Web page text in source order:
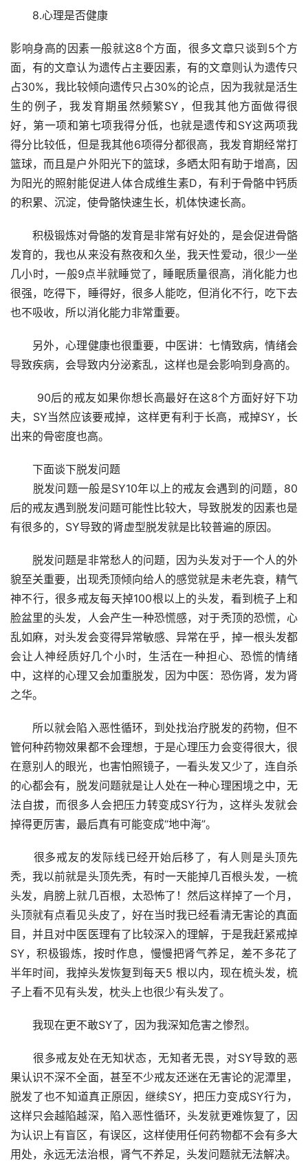
8.心理是否健康
影响身高的因素一般就这8个方面，很多文章只谈到5个方
面，有的文章认为遗传占主要因素，有的文章则认为遗传只
占30%，我比较倾向遗传只占30%的论点，因为我就是活生
生的例子，我发育期虽然频繁SY，但我其他方面做得很
好，第一项和第七项我得分低，也就是遗传和SY这两项我
得分比较低，但是我其他6项得分都很高，我发育期经常打
篮球，而且是户外阳光下的篮球，多晒太阳有助于增高，因
为阳光的照射能促进人体合成维生素D，有利于骨骼中钙质
的积累、沉淀，使骨骼快速生长，机体快速长高。
积极锻炼对骨骼的发育是非常有好处的，是会促进骨骼
发育的，我也从来没有熬夜和久坐，我天性爱动，很少一坐
几小时，一般9点半就睡觉了，睡眠质量很高，消化能力也
很强，吃得下，睡得好，很多人能吃，但消化不行，吃下去
也不吸收，所以消化能力非常重要。
另外，心理健康也很重要，中医讲：七情致病，情绪会
导致疾病，会导致内分泌紊乱，这样也是会影响到身高的。
90后的戒友如果你想长高最好在这8个方面好好下功
夫，SY当然应该要戒掉，这样更有利于长高，戒掉SY，长
出来的骨密度也高。
下面谈下脱发问题
脱发问题一般是SY10年以上的戒友会遇到的问题，80
后的戒友遇到脱发问题可能性比较大，导致脱发的因素也是
有很多的，SY导致的肾虚型脱发就是比较普遍的原因。
脱发问题是非常愁人的问题，因为头发对于一个人的外
貌至关重要，出现秃顶倾向给人的感觉就是未老先衰，精气
神不行，很多戒友每天掉100根以上的头发，看到梳子上和
脸盆里的头发，人会产生一种恐慌感，对于秃顶的恐慌，心
乱如麻，对头发会变得异常敏感、异常在乎，掉一根头发都
会让人神经质好几个小时，生活在一种担心、恐慌的情绪
中，这样的心理又会加重脱发，因为中医：恐伤肾，发为肾
之华。
所以就会陷入恶性循环，到处找治疗脱发的药物，但不
管何种药物效果都不会理想，于是心理压力会变得很大，很
在意别人的眼光，也害怕照镜子，一看头发又少了，连自杀
的心都会有，脱发问题就是让人处在一种心理困境之中，无
法自拔，而很多人会把压力转变成SY行为，这样头发就会
掉得更厉害，最后真有可能变成“地中海”。
很多戒友的发际线已经开始后移了，有人则是头顶先
秃，我以前就是头顶先秃，有时一天能掉几百根头发，一梳
头发，肩膀上就几百根，太恐怖了！然后这样掉了一个月，
头顶就有点看见头皮了，好在当时我已经看清无害论的真面
目，并且对中医医理有了比较深入的理解，于是我赶紧戒掉
SY，积极锻炼，按时作息，慢慢把肾气养足，差不多花了
半年时间，我掉头发恢复到每天5 根以内，现在梳头发，梳
子上看不见有头发，枕头上也很少有头发了。
我现在更不敢SY了，因为我深知危害之惨烈。
很多戒友处在无知状态，无知者无畏，对SY导致的恶
果认识不深不全面，甚至不少戒友还迷在无害论的泥潭里，
脱发了也不知道真正原因，继续SY，把压力变成SY行为，
这样只会越陷越深，陷入恶性循环，头发就更难恢复了，因
为认识上有盲区，有误区，这样使用任何药物都不会有多大
用处，永远无法治根，肾气不养足，头发问题就无法解决。